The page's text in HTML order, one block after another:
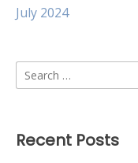
July 2024
Search
for:
Recent Posts